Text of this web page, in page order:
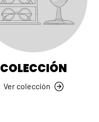
COLECCIÓN
Ver colección